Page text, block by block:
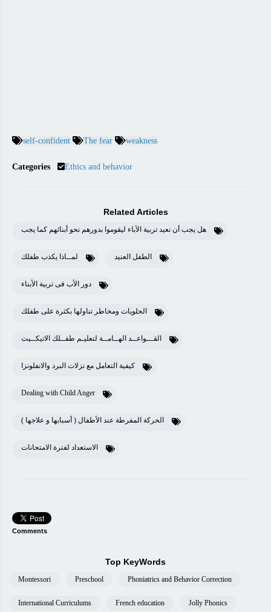
self-confident The fear weakness
Categories Ethics and behavior
Related Articles
هل يجب أن نعيد تربية الآباء ليقوموا بدورهم نحو أبنائهم كما يجب
لمــاذا يكذب طفلك الطفل العنيد
دور الأب فى تربية الأبناء
الحلويات ومخاطر تناولها بكثرة على طفلك
القـــواعــد الهــامــة لتعليـم طفــلك الاتيكــيت
كيفية التعامل مع نزلات البرد والانفلونزا
Dealing with Child Anger
الحركة المفرطة عند الأطفال ( أسبابها و علاجها )
الاستعداد لفترة الامتحانات
Comments
Top KeyWords
Montessori Preschool Phoniatrics and Behavior Correction
International Curriculums French education Jolly Phonics